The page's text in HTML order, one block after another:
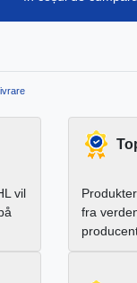
livrare
vil
fra